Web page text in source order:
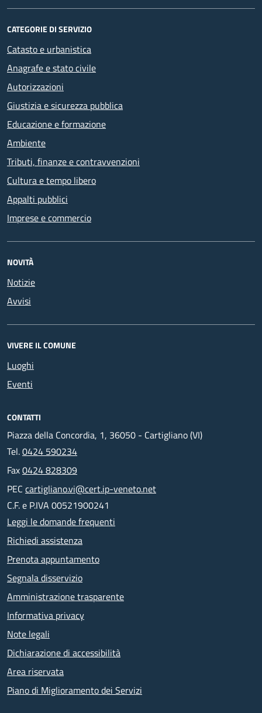
CATEGORIE DI SERVIZIO
Catasto e urbanistica
Anagrafe e stato civile
Autorizzazioni
Giustizia e sicurezza pubblica
Educazione e formazione
Ambiente
Tributi, finanze e contravvenzioni
Cultura e tempo libero
Appalti pubblici
Imprese e commercio
NOVITÀ
Notizie
Avvisi
VIVERE IL COMUNE
Luoghi
Eventi
CONTATTI
Piazza della Concordia, 1, 36050 - Cartigliano (VI)
Tel.0424 590234
Fax0424 828309
PEC cartigliano.vi@cert.ip-veneto.net
C.F. e P.IVA 00521900241
Leggi le domande frequenti
Richiedi assistenza
Prenota appuntamento
Segnala disservizio
Amministrazione trasparente
Informativa privacy
Note legali
Dichiarazione di accessibilità
Area riservata
Piano di Miglioramento dei Servizi